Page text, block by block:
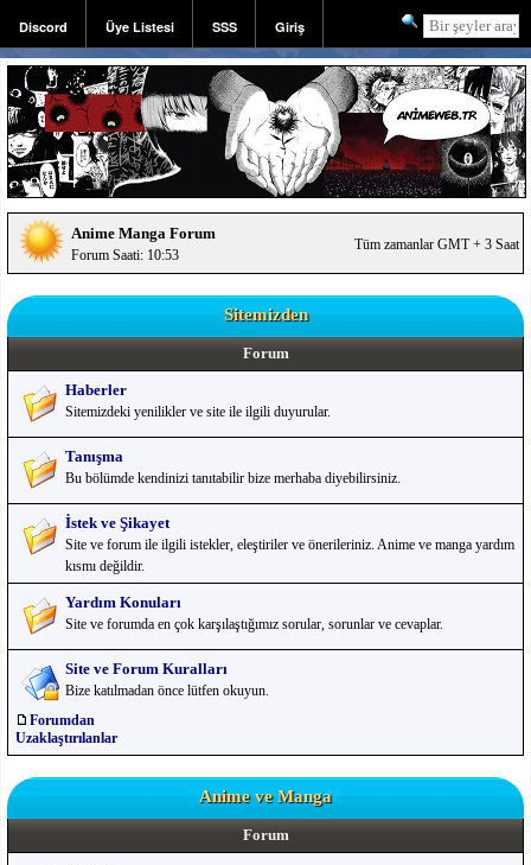
Discord Üye Listesi SSS Giriş
Kayıt
Anime Manga Forum
Forum Saati: 10:53
Tüm zamanlar GMT + 3 Saat
Sitemizden
Forum
Haberler
Sitemizdeki yenilikler ve site ile ilgili duyurular.
Tanışma
Bu bölümde kendinizi tanıtabilir bize merhaba diyebilirsiniz.
İstek ve Şikayet
Site ve forum ile ilgili istekler, eleştiriler ve önerileriniz. Anime ve manga yardım
kısmı değildir.
Yardım Konuları
Site ve forumda en çok karşılaştığımız sorular, sorunlar ve cevaplar.
Site ve Forum Kuralları
Bize katılmadan önce lütfen okuyun.
Forumdan
Uzaklaştırılanlar
Anime ve Manga
Forum